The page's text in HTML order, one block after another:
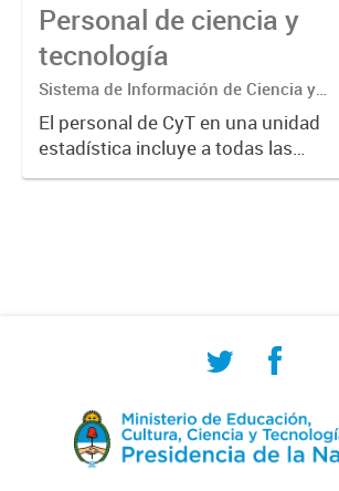
Personal de ciencia y
tecnología
Sistema de Información de Ciencia y
Tecnología Argentino (SICYTAR)
El personal de CyT en una unidad
estadística incluye a todas las
personas involucradas